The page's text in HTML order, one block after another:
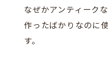
なぜかアンティーク
作ったばかりなのに
す。